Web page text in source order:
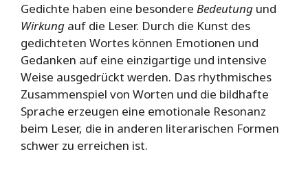
Gedichte haben eine besondere Bedeutung und
Wirkung auf die Leser. Durch die Kunst des
gedichteten Wortes können Emotionen und
Gedanken auf eine einzigartige und intensive
Weise ausgedrückt werden. Das rhythmisches
Zusammenspiel von Worten und die bildhafte
Sprache erzeugen eine emotionale Resonanz
beim Leser, die in anderen literarischen Formen
schwer zu erreichen ist.